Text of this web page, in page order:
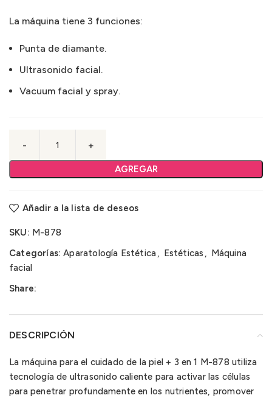
La máquina tiene 3 funciones:
Punta de diamante.
Ultrasonido facial.
Vacuum facial y spray.
AGREGAR
Añadir a la lista de deseos
SKU: M-878
Categorías: Aparatología Estética, Estéticas , Máquina
facial
Share:
DESCRIPCIÓN
La máquina para el cuidado de la piel + 3 en 1 M-878 utiliza
tecnología de ultrasonido caliente para activar las células
para penetrar profundamente en los nutrientes, promover